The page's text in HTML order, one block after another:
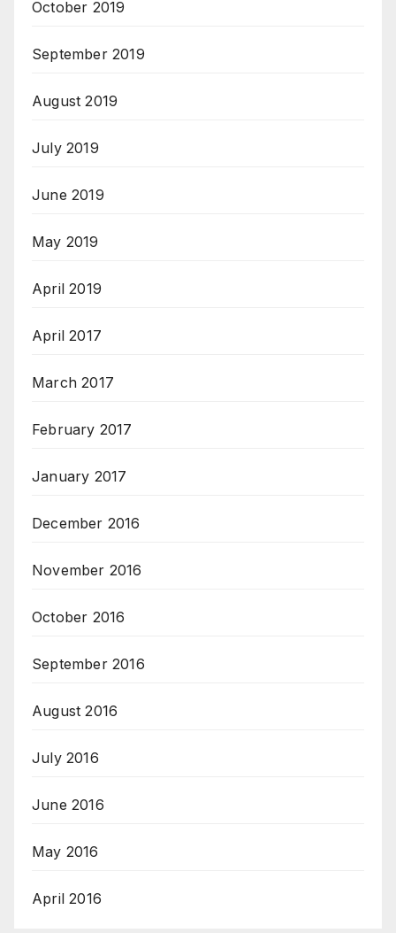
October 2019
September 2019
August 2019
July 2019
June 2019
May 2019
April 2019
April 2017
March 2017
February 2017
January 2017
December 2016
November 2016
October 2016
September 2016
August 2016
July 2016
June 2016
May 2016
April 2016